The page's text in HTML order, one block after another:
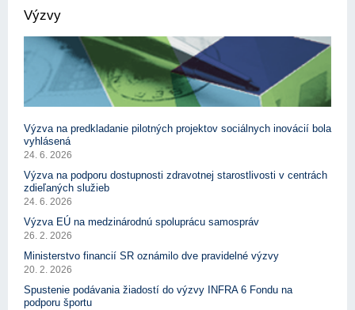
Výzvy
Výzva na predkladanie pilotných projektov sociálnych inovácií bola
vyhlásená
24. 6. 2026
Výzva na podporu dostupnosti zdravotnej starostlivosti v centrách
zdieľaných služieb
24. 6. 2026
Výzva EÚ na medzinárodnú spoluprácu samospráv
26. 2. 2026
Ministerstvo financií SR oznámilo dve pravidelné výzvy
20. 2. 2026
Spustenie podávania žiadostí do výzvy INFRA 6 Fondu na
podporu športu